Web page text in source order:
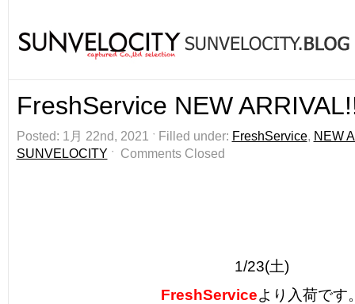
FreshService NEW
Posted: 1月 22nd, 2021 ˑ Filled under: FreshService, NEW
SUNVELOCITY ˑ Comments Closed
1/23(土)
FreshServiceより入荷です